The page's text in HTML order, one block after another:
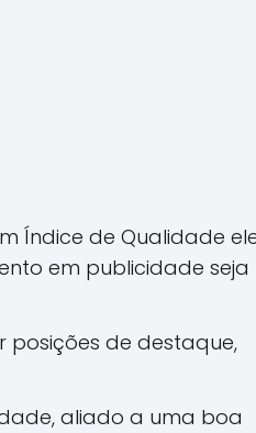
Índice de Qualidade
em publicidade seja
de destaque,
aliado a uma boa